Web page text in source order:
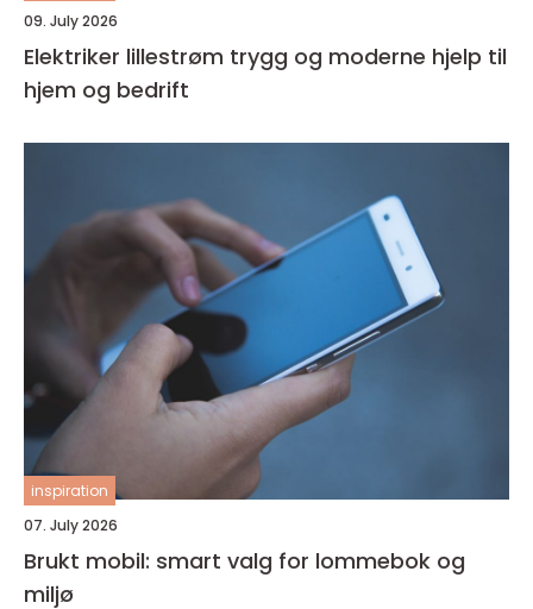
09. July 2026
Elektriker lillestrøm trygg og moderne hjelp til
hjem og bedrift
inspiration
07. July 2026
Brukt mobil: smart valg for lommebok og
miljø